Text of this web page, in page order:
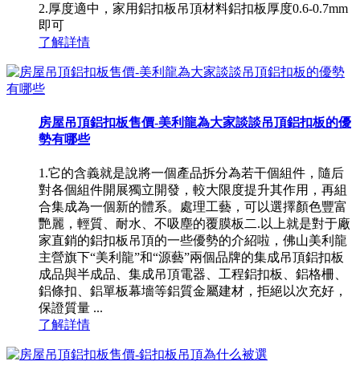
2.厚度適中，家用鋁扣板吊頂材料鋁扣板厚度0.6-0.7mm
即可
了解詳情
房屋吊頂鋁扣板售價-美利龍為大家談談吊頂鋁扣板的優
勢有哪些
1.它的含義就是說將一個產品拆分為若干個組件，隨后
對各個組件開展獨立開發，較大限度提升其作用，再組
合集成為一個新的體系。處理工藝，可以選擇顏色豐富
艷麗，輕質、耐水、不吸塵的覆膜板二.以上就是對于廠
家直銷的鋁扣板吊頂的一些優勢的介紹啦，佛山美利龍
主營旗下“美利龍”和“源藝”兩個品牌的集成吊頂鋁扣板
成品與半成品、集成吊頂電器、工程鋁扣板、鋁格柵、
鋁條扣、鋁單板幕墻等鋁質金屬建材，拒絕以次充好，
保證質量 ...
了解詳情